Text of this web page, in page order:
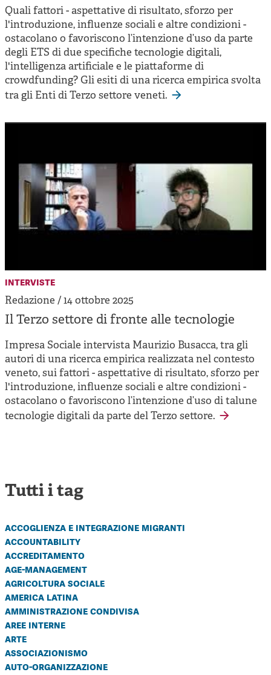
Quali fattori - aspettative di risultato, sforzo per
l'introduzione, influenze sociali e altre condizioni -
ostacolano o favoriscono l’intenzione d’uso da parte
degli ETS di due specifiche tecnologie digitali,
l'intelligenza artificiale e le piattaforme di
crowdfunding? Gli esiti di una ricerca empirica svolta
tra gli Enti di Terzo settore veneti.
interviste
Redazione / 14 ottobre 2025
Il Terzo settore di fronte alle tecnologie
Impresa Sociale intervista Maurizio Busacca, tra gli
autori di una ricerca empirica realizzata nel contesto
veneto, sui fattori - aspettative di risultato, sforzo per
l'introduzione, influenze sociali e altre condizioni -
ostacolano o favoriscono l’intenzione d’uso di talune
tecnologie digitali da parte del Terzo settore.
Tutti i tag
accoglienza e integrazione migranti
accountability
accreditamento
age-management
agricoltura sociale
america latina
amministrazione condivisa
aree interne
arte
associazionismo
auto-organizzazione